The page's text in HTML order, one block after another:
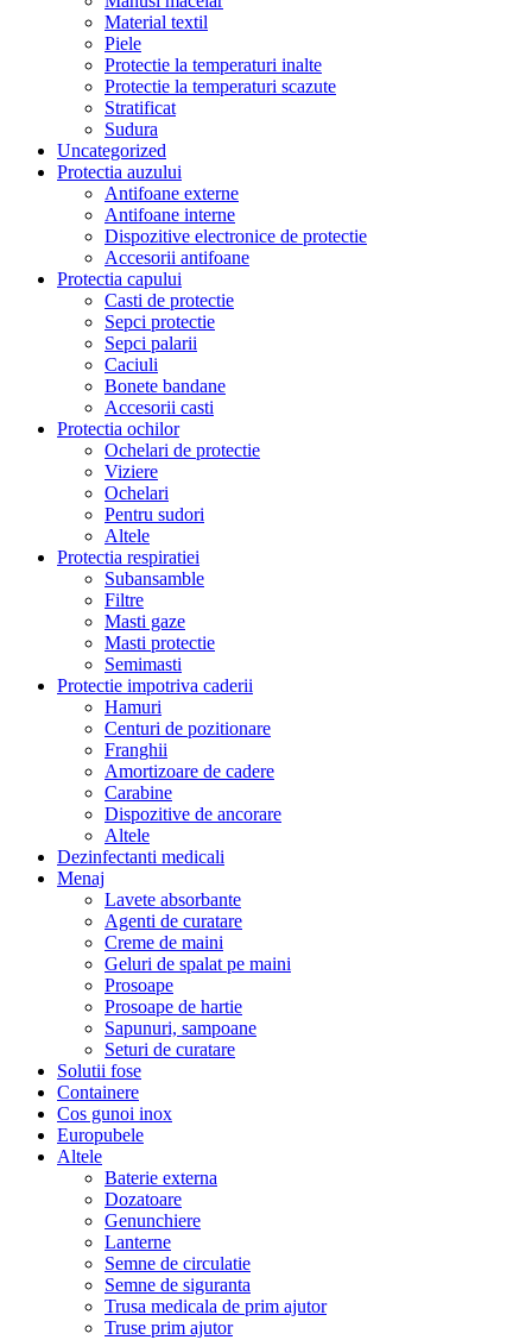
Material textil
Piele
Protectie la temperaturi inalte
Protectie la temperaturi scazute
Stratificat
Sudura
Uncategorized
Protectia auzului
Antifoane externe
Antifoane interne
Dispozitive electronice de protectie
Accesorii antifoane
Protectia capului
Casti de protectie
Sepci protectie
Sepci palarii
Caciuli
Bonete bandane
Accesorii casti
Protectia ochilor
Ochelari de protectie
Viziere
Ochelari
Pentru sudori
Altele
Protectia respiratiei
Subansamble
Filtre
Masti gaze
Masti protectie
Semimasti
Protectie impotriva caderii
Hamuri
Centuri de pozitionare
Franghii
Amortizoare de cadere
Carabine
Dispozitive de ancorare
Altele
Dezinfectanti medicali
Menaj
Lavete absorbante
Agenti de curatare
Creme de maini
Geluri de spalat pe maini
Prosoape
Prosoape de hartie
Sapunuri, sampoane
Seturi de curatare
Solutii fose
Containere
Cos gunoi inox
Europubele
Altele
Baterie externa
Dozatoare
Genunchiere
Lanterne
Semne de circulatie
Semne de siguranta
Trusa medicala de prim ajutor
Truse prim ajutor